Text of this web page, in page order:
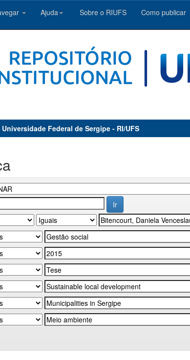
Ajuda Sobre o RIUFS Como publicar
Federal de Sergipe - RI/UFS